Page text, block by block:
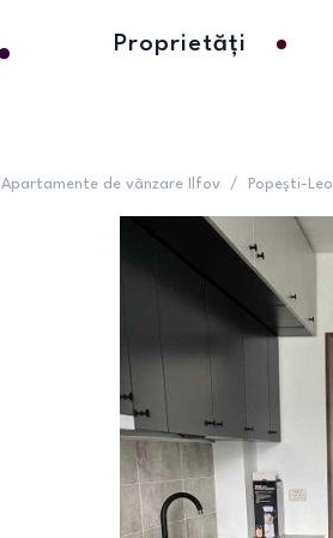
Proprietăți
Apartamente de vânzare Ilfov / Popești-